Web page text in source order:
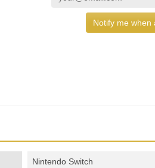
Notify me when
Nintendo Switch